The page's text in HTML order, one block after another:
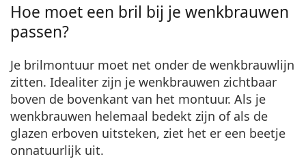
Hoe moet een bril bij je wenkbrauwen
passen?
Je brilmontuur moet net onder de wenkbrauwlijn
zitten. Idealiter zijn je wenkbrauwen zichtbaar
boven de bovenkant van het montuur. Als je
wenkbrauwen helemaal bedekt zijn of als de
glazen erboven uitsteken, ziet het er een beetje
onnatuurlijk uit.